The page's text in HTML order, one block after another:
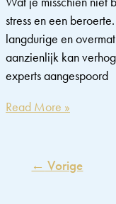
stress en een
langdurige en
aanzienlijk kan
experts aangespoord
Van
beroerte:
Read More »
← Vorige